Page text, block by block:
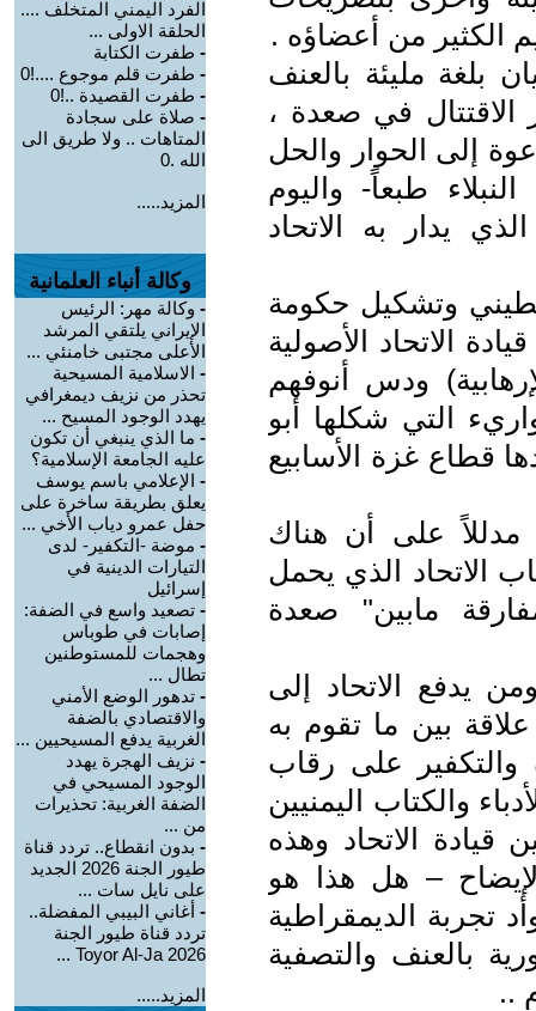
الكثير من أعضاؤه .
بلغة مليئة بالعنف
الاقتتال في صعدة ،
إلى الحوار والحل
طبعاً- واليوم
يدار به الاتحاد
وتشكيل حكومة
الاتحاد الأصولية
ودس أنوفهم
التي شكلها أبو
قطاع غزة الأسابيع
على أن هناك
الاتحاد الذي يحمل
مابين" صعدة
يدفع الاتحاد إلى
بين ما تقوم به
على رقاب
والكتاب اليمنيين
الاتحاد وهذه
– هل هذا هو
تجربة الديمقراطية
بالعنف والتصفية
..
الفرد اليمني المتخلف ....
الحلقة الاولى ...
- طفرت الكتابة
- طفرت قلم موجوع ....!0
- طفرت القصيدة ..!0
- صلاة على سجادة
المتاهات .. ولا طريق الى
الله .0
المزيد.....
وكالة أنباء العلمانية
- وكالة مهر: الرئيس
الإيراني يلتقي المرشد
الأعلى مجتبى خامنئي ...
- الاسلامية المسيحية
تحذر من نزيف ديمغرافي
يهدد الوجود المسيح ...
- ما الذي ينبغي أن تكون
عليه الجامعة الإسلامية؟
- الإعلامي باسم يوسف
يعلق بطريقة ساخرة على
حفل عمرو دياب الأخي ...
- موضة -التكفير- لدى
التيارات الدينية في
إسرائيل
- تصعيد واسع في الضفة:
إصابات في طوباس
وهجمات للمستوطنين
تطال ...
- تدهور الوضع الأمني
والاقتصادي بالضفة
الغربية يدفع المسيحيين ...
- نزيف الهجرة يهدد
الوجود المسيحي في
الضفة الغربية: تحذيرات
من ...
- بدون انقطاع.. تردد قناة
طيور الجنة 2026 الجديد
على نايل سات ...
- أغاني البيبي المفضلة..
تردد قناة طيور الجنة
2026 Toyor Al-Ja ...
المزيد.....